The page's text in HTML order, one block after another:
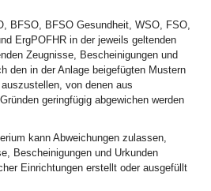
BFSO, BFSO Gesundheit, WSO, FSO,
ErgPOFHR in der jeweils geltenden
Zeugnisse, Bescheinigungen und
den in der Anlage beigefügten Mustern
von denen aus
geringfügig abgewichen werden
kann Abweichungen zulassen,
Bescheinigungen und Urkunden
Einrichtungen erstellt oder ausgefüllt